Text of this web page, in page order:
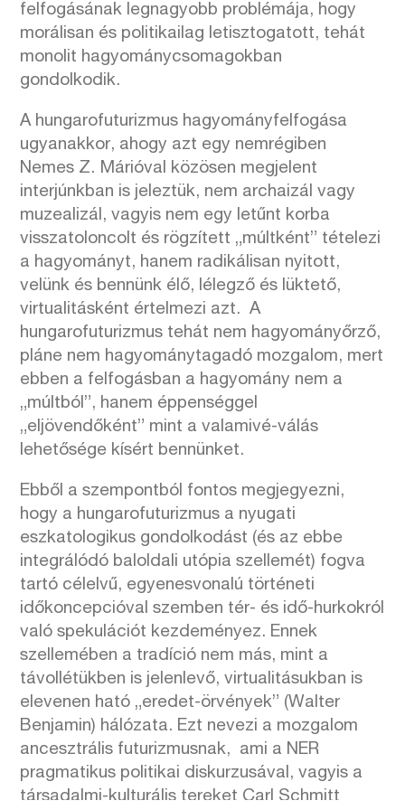
felfogásának legnagyobb problémája, hogy
morálisan és politikailag letisztogatott, tehát
monolit hagyománycsomagokban
gondolkodik.
A hungarofuturizmus hagyományfelfogása
ugyanakkor, ahogy azt egy nemrégiben
Nemes Z. Márióval közösen megjelent
interjúnkban is jeleztük, nem archaizál vagy
muzealizál, vagyis nem egy letűnt korba
visszatoloncolt és rögzített „múltként” tételezi
a hagyományt, hanem radikálisan nyitott,
velünk és bennünk élő, lélegző és lüktető,
virtualitásként értelmezi azt. A
hungarofuturizmus tehát nem hagyományőrző,
pláne nem hagyománytagadó mozgalom, mert
ebben a felfogásban a hagyomány nem a
„múltból”, hanem éppenséggel
„eljövendőként” mint a valamivé-válás
lehetősége kísért bennünket.
Ebből a szempontból fontos megjegyezni,
hogy a hungarofuturizmus a nyugati
eszkatologikus gondolkodást (és az ebbe
integrálódó baloldali utópia szellemét) fogva
tartó célelvű, egyenesvonalú történeti
időkoncepcióval szemben tér- és idő-hurkokról
való spekulációt kezdeményez. Ennek
szellemében a tradíció nem más, mint a
távollétükben is jelenlevő, virtualitásukban is
elevenen ható „eredet-örvények” (Walter
Benjamin) hálózata. Ezt nevezi a mozgalom
ancesztrális futurizmusnak, ami a NER
pragmatikus politikai diskurzusával, vagyis a
társadalmi-kulturális tereket Carl Schmitt